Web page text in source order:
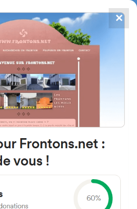
UN FRONTÓN
UN FRONTÓN
Riego Lagar Rubio
el Rubio, Córdoba
Spain
✕